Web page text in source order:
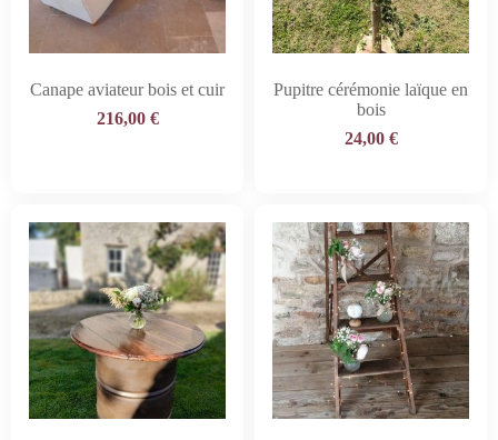
Canape aviateur bois et cuir
216,00 €
Pupitre cérémonie laïque en
bois
24,00 €